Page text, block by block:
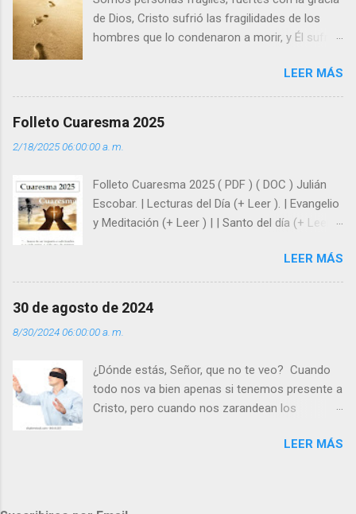
de Dios, Cristo sufrió las fragilidades de los
hombres que lo condenaron a morir, y Él sufrió
enseña Jesucristo? Que, si seguimos sus
huellas, sin ser superhombres, podemos
afrontar las adversidades con la fuerza y la luz
siempre está pendiente de nosotros. Amar es
y protegidos por nosotros. “ Señor, soy un
árbol sin frutos, pero tú me das la savia para
que al menos mis ramas y hojas den sombra
super hombre? - ¿Superas tu fragilidad con la
gracia de Dios? Julián Escobar. | Lecturas del
Día (+ Leer ). | Evangelio y Meditación (+ Leer ) |
LEER MÁS
Folleto Cuaresma 2025
2/18/2025 06:00:00 a. m.
Folleto Cuaresma 2025 ( PDF ) ( DOC ) Julián
Escobar. | Lecturas del Día (+ Leer ). | Evangelio
y Meditación (+ Leer ) | | Santo del día (+ Leer )
LEER MÁS
30 de agosto de 2024
8/30/2024 06:00:00 a. m.
¿Dónde estás, Señor, que no te veo? Cuando
todo nos va bien apenas si tenemos presente a
Cristo, pero cuando nos zarandean los
“¿Dónde estás, Señor, que no te veo, que me
LEER MÁS